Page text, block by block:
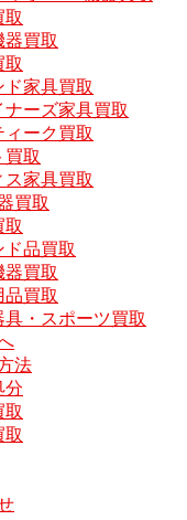
取
器買取
取
ド家具買取
ナーズ家具買取
ィーク買取
買取
ス家具買取
買取
取
ド品買取
器買取
品買取
具・スポーツ買取
法
分
取
取